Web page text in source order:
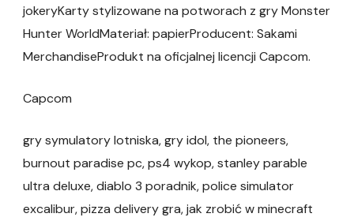
jokeryKarty stylizowane na potworach z gry Monster
Hunter WorldMateriał: papierProducent: Sakami
MerchandiseProdukt na oficjalnej licencji Capcom.
Capcom
gry symulatory lotniska, gry idol, the pioneers,
burnout paradise pc, ps4 wykop, stanley parable
ultra deluxe, diablo 3 poradnik, police simulator
excalibur, pizza delivery gra, jak zrobić w minecraft